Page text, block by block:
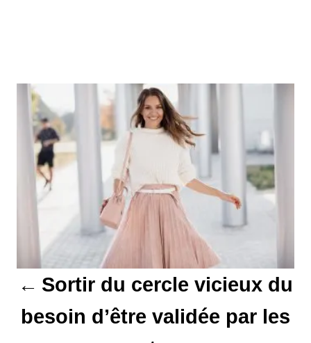
N
o
Sortir du cercle vicieux du
besoin d’être validée par les